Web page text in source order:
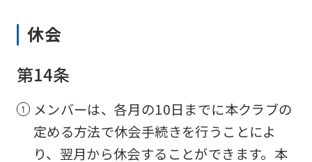
休会
第14条
メンバーは、各月の10日までに本クラブの
定める方法で休会手続きを行うことによ
り、翌月から休会することができます。本
website
is
automatically